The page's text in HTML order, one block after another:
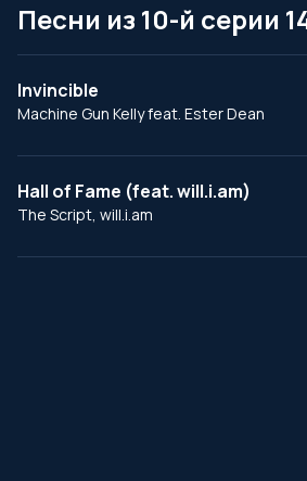
Песни из 10-й серии
Invincible
Machine Gun Kelly feat. Ester Dean
Hall of Fame (feat. will.i.am)
The Script, will.i.am